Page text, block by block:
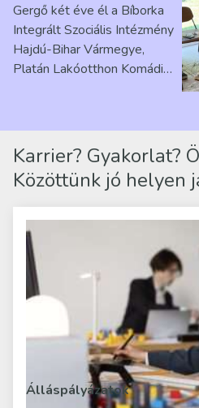
Ribárszky Gergő ellátottal
Gergő két éve él a Bíborka
Integrált Szociális Intézmény
Hajdú-Bihar Vármegye,
Platán Lakóotthon Komádi
Karrier? Gyakorlat?
Közöttünk jó helyen
Álláspályázatok